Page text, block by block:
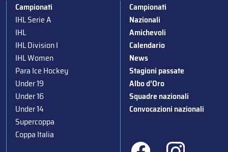
Campionati
IHL Serie A
IHL
IHL Division I
IHL Women
Para Ice Hockey
Under 19
Under 16
Under 14
Supercoppa
Coppa Italia
Campionati
Nazionali
Amichevoli
Calendario
News
Stagioni passate
Albo d’Oro
Squadre nazionali
Convocazioni nazionali